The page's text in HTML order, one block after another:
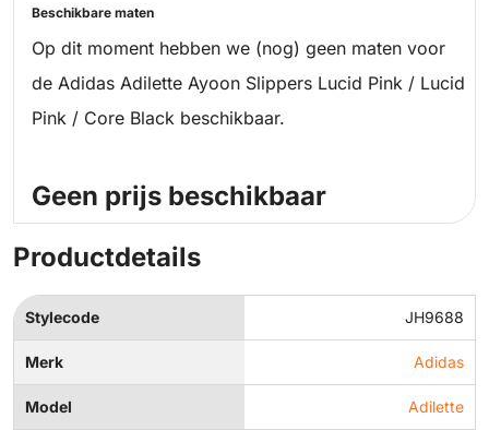
Beschikbare maten
Op dit moment hebben we (nog) geen maten voor
de Adidas Adilette Ayoon Slippers Lucid Pink / Lucid
Pink / Core Black beschikbaar.
Geen prijs beschikbaar
Productdetails
Stylecode JH9688
Merk Adidas
Model Adilette